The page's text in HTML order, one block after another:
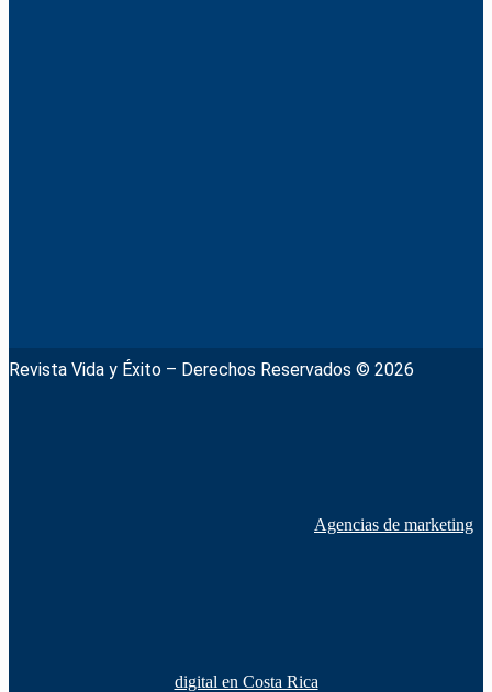
Revista Vida y Éxito – Derechos Reservados © 2026
Agencias de marketing
digital en Costa Rica